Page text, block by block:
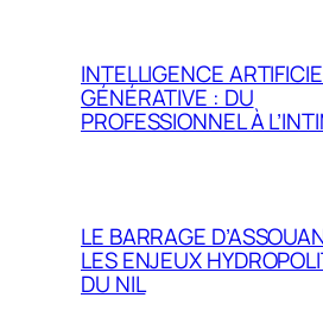
INTELLIGENCE
GÉNÉRATIVE : DU
PROFESSIONNEL À
LE BARRAGE
LES ENJEUX
DU NIL